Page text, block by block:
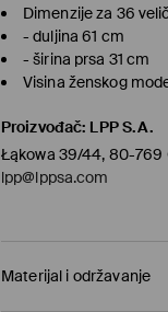
Dimenzije za 36
- duljina 61 cm
- širina prsa 31 cm
Visina ženskog
Proizvođač: LPP S.A.
Łąkowa 39/44, 80-769
lpp@lppsa.com
Materijal i održavanje